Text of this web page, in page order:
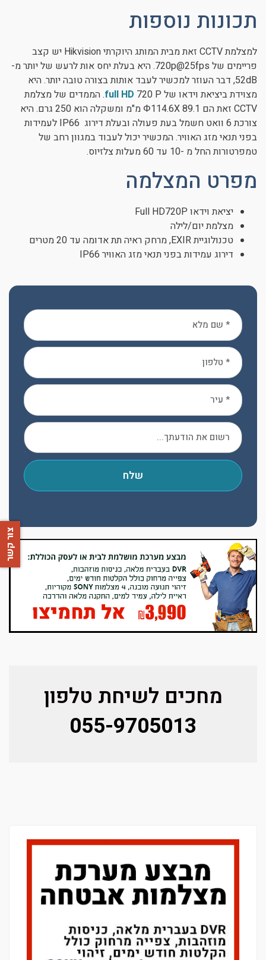
תכונות נוספות
למצלמת CCTV זאת מבית המותג היוקרתי Hikvision יש קצב
פריימים של 720p@25fps. היא בעלת יחס אות לרעש של יותר מ-
52dB, דבר העוזר למכשיר לעבד אותות בצורה טובה יותר. היא
מצוידת ביציאת וידאו של
full HD720 P. הממדים של מצלמת
CCTV זאת הם Φ114.6X 89.1 מ"מ ומשקלה הוא 250 גרם. היא
צורכת 6 וואט חשמל בעת פעולה ובעלת דירוג IP66 לעמידות
בפני תנאי מזג האוויר. המכשיר יכול לעבוד במגוון רחב של
טמפרטורות החל מ -10 עד 60 מעלות צלזיוס.
מפרט המצלמה
יציאת וידאו Full HD720P
מצלמת יום/לילה
טכנולוגיית EXIR, מרחק ראיה תת אדומה עד 20 מטרים
דירוג עמידות בפני תנאי מזג האוויר IP66
שלח
מחכים לשיחת טלפון
055-9705013
צור קשר